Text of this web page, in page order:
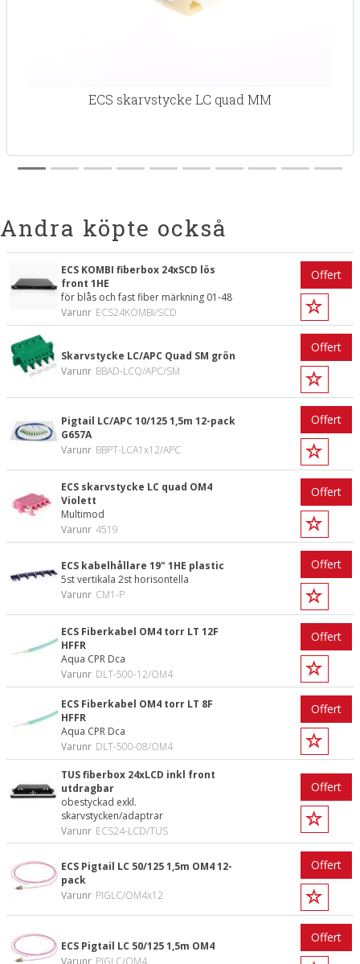
ECS skarvstycke LC quad MM
Andra köpte också
ECS KOMBI fiberbox 24xSCD lös
front 1HE
för blås och fast fiber märkning 01-48
Varunr ECS24KOMBI/SCD
Offert
Skarvstycke LC/APC Quad SM grön
Varunr BBAD-LCQ/APC/SM
Offert
Pigtail LC/APC 10/125 1,5m 12-pack
G657A
Varunr BBPT-LCA1x12/APC
Offert
ECS skarvstycke LC quad OM4
Violett
Multimod
Varunr 4519
Offert
ECS kabelhållare 19" 1HE plastic
5st vertikala 2st horisontella
Varunr CM1-P
Offert
ECS Fiberkabel OM4 torr LT 12F
HFFR
Aqua CPR Dca
Varunr DLT-500-12/OM4
Offert
ECS Fiberkabel OM4 torr LT 8F
HFFR
Aqua CPR Dca
Varunr DLT-500-08/OM4
Offert
TUS fiberbox 24xLCD inkl front
utdragbar
obestyckad exkl.
skarvstycken/adaptrar
Varunr ECS24-LCD/TUS
Offert
ECS Pigtail LC 50/125 1,5m OM4 12-
pack
Varunr PIGLC/OM4x12
Offert
ECS Pigtail LC 50/125 1,5m OM4
Varunr PIGLC/OM4
Offert